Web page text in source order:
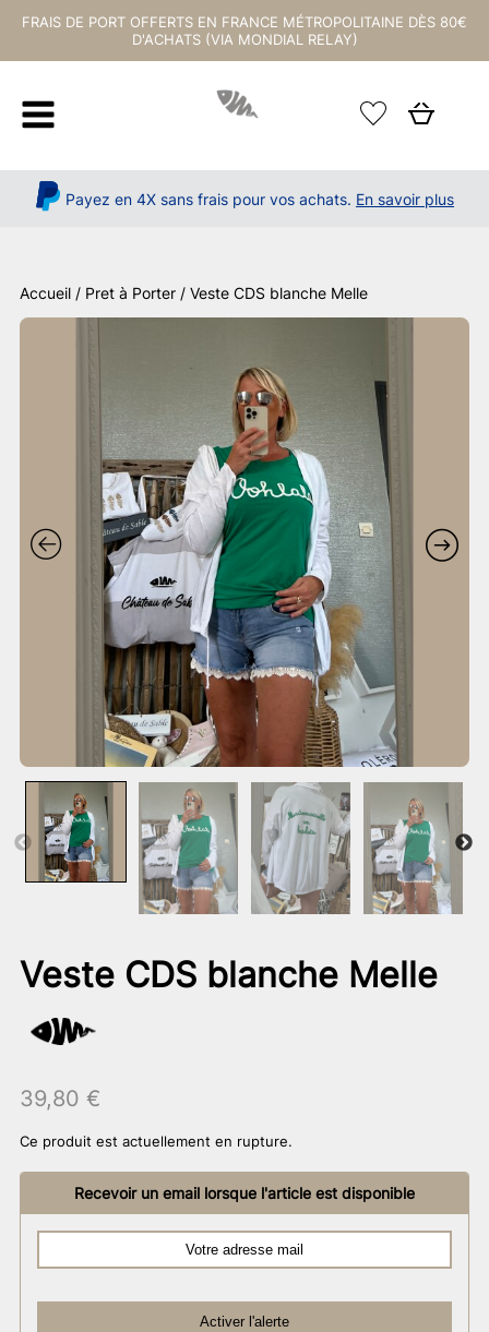
FRAIS DE PORT OFFERTS EN FRANCE MÉTROPOLITAINE DÈS 80€
D'ACHATS (VIA MONDIAL RELAY)
Payez en 4X sans frais pour vos achats. En savoir plus
Accueil / Pret à Porter / Veste CDS blanche Melle
Veste CDS blanche Melle
39,80 €
Ce produit est actuellement en rupture.
Recevoir un email lorsque l'article est disponible
Activer l'alerte